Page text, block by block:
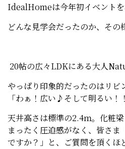
IdealHomeは今年初イベント
どんな見学会だったのか、そ
20帖の広々LDKにある大人
やっぱり印象的だったのはリビ
「わぁ！広い♪そして明るい！
天井高さは標準の2.4ｍ。化粧梁
まったく圧迫感がなく、皆さ
ですか？」と、ご質問を頂くほ